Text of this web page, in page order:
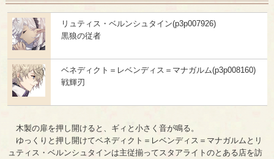
リュティス・ベルンシュタイン(p3p007926)
黒狼の従者
ベネディクト＝レベンディス＝マナガルム(p3p008160)
戦輝刃
木製の扉を押し開けると、ギィと小さく音が鳴る。
ゆっくりと押し開けてベネディクト＝レベンディス＝マナガルムとリ
ュティス・ベルンシュタインは主従揃ってスタアライトのとある店を訪